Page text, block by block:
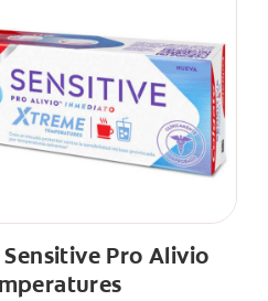
Pro Alivio